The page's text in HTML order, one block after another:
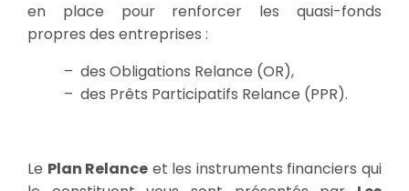
en place pour renforcer les quasi-fonds
propres des entreprises :
– des Obligations Relance (OR),
– des Prêts Participatifs Relance (PPR).
Le Plan Relance et les instruments financiers qui